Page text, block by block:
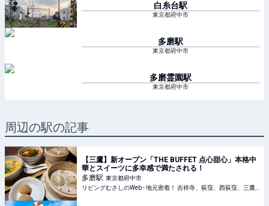
白糸台駅
東京都府中市
多磨駅
東京都府中市
多磨霊園駅
東京都府中市
周辺の駅の記事
【三鷹】新オープン「THE BUFFET 点心甜心」本格中
華とスイーツに多幸感で満たされる！
多磨駅 東京都府中市